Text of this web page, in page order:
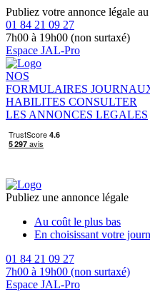
Publiez votre annonce légale
01 84 21 09 27
7h00 à 19h00 (non surtaxé)
Espace JAL-Pro
NOS
FORMULAIRES
HABILITES CONSULTER
LES ANNONCES LEGALES
Publiez une annonce légale
Au coût le plus bas
En choisissant votre
01 84 21 09 27
7h00 à 19h00 (non surtaxé)
Espace JAL-Pro